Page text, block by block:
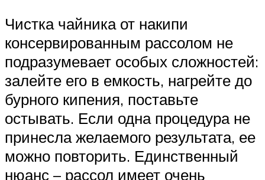
Чистка чайника от накипи
консервированным рассолом не
подразумевает особых сложностей:
залейте его в емкость, нагрейте до
бурного кипения, поставьте
остывать. Если одна процедура не
принесла желаемого результата, ее
можно повторить. Единственный
нюанс – рассол имеет очень